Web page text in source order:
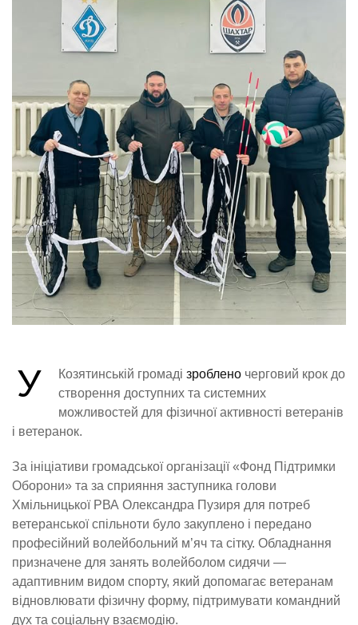
У Козятинській громаді зроблено черговий крок до
створення доступних та системних
можливостей для фізичної активності ветеранів
і ветеранок.
За ініціативи громадської організації «Фонд Підтримки
Оборони» та за сприяння заступника голови
Хмільницької РВА Олександра Пузиря для потреб
ветеранської спільноти було закуплено і передано
професійний волейбольний м’яч та сітку. Обладнання
призначене для занять волейболом сидячи —
адаптивним видом спорту, який допомагає ветеранам
відновлювати фізичну форму, підтримувати командний
дух та соціальну взаємодію.